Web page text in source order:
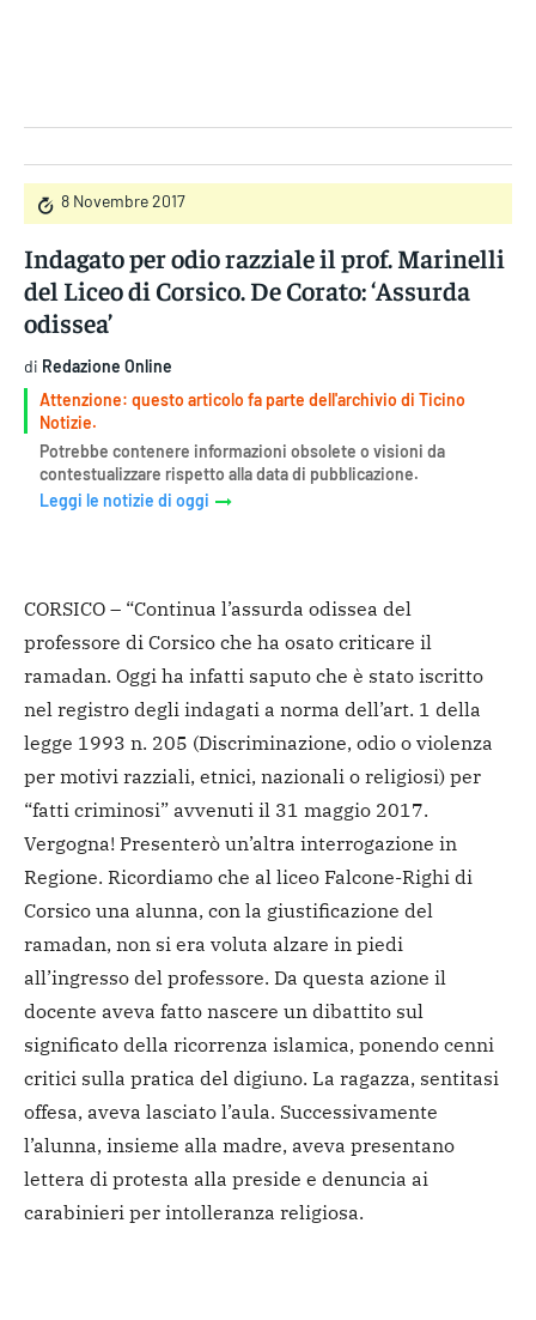
8 Novembre 2017
Indagato per odio razziale il prof. Marinelli
del Liceo di Corsico. De Corato: ‘Assurda
odissea’
di Redazione Online
Attenzione: questo articolo fa parte dell'archivio di Ticino
Notizie.
Potrebbe contenere informazioni obsolete o visioni da
contestualizzare rispetto alla data di pubblicazione.
Leggi le notizie di oggi
CORSICO – “Continua l’assurda odissea del
professore di Corsico che ha osato criticare il
ramadan. Oggi ha infatti saputo che è stato iscritto
nel registro degli indagati a norma dell’art. 1 della
legge 1993 n. 205 (Discriminazione, odio o violenza
per motivi razziali, etnici, nazionali o religiosi) per
“fatti criminosi” avvenuti il 31 maggio 2017.
Vergogna! Presenterò un’altra interrogazione in
Regione. Ricordiamo che al liceo Falcone-Righi di
Corsico una alunna, con la giustificazione del
ramadan, non si era voluta alzare in piedi
all’ingresso del professore. Da questa azione il
docente aveva fatto nascere un dibattito sul
significato della ricorrenza islamica, ponendo cenni
critici sulla pratica del digiuno. La ragazza, sentitasi
offesa, aveva lasciato l’aula. Successivamente
l’alunna, insieme alla madre, aveva presentano
lettera di protesta alla preside e denuncia ai
carabinieri per intolleranza religiosa.